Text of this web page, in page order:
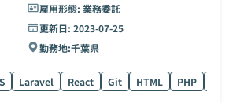
雇用形態: 業務委託
更新日: 2023-07-25
勤務地:千葉県
Laravel React Git HTML PHP